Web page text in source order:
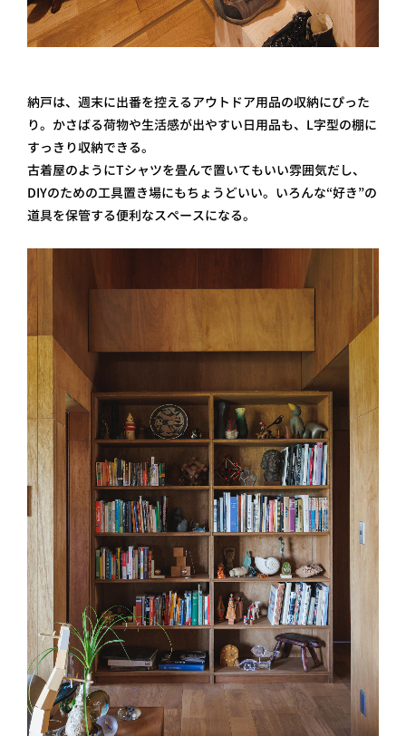
納戸は、週末に出番を控えるアウトドア用品の収納にぴった
り。かさばる荷物や生活感が出やすい日用品も、L字型の棚に
すっきり収納できる。
古着屋のようにTシャツを畳んで置いてもいい雰囲気だし、
DIYのための工具置き場にもちょうどいい。いろんな“好き”の
道具を保管する便利なスペースになる。